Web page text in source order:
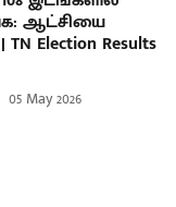
ஆட்சியை
Election Results
05 May 2026